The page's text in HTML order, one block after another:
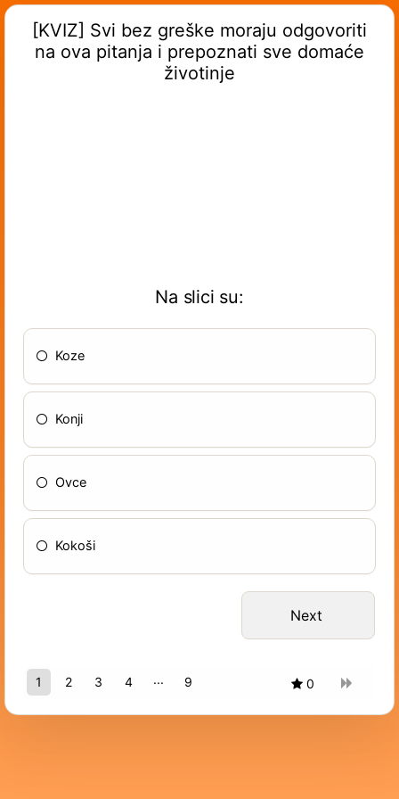
[KVIZ] Svi bez greške moraju odgovoriti
na ova pitanja i prepoznati sve domaće
životinje
Na slici su:
Koze
Konji
Ovce
Kokoši
1 2 3
4
9 0